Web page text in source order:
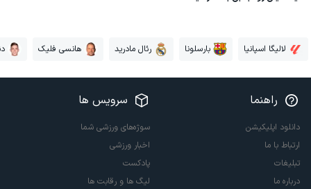
لالیگا اسپانیا بارسلونا رئال مادرید هانسی فلیک
راهنما
دانلود اپلیکیشن
ارتباط با ما
تبلیغات
درباره ما
سرویس ها
سوژه‌های ورزشی شما
اخبار ورزشی
پادکست
لیگ ها و رقابت ها